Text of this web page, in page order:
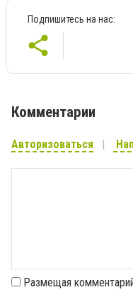
Подпишитесь на нас:
Комментарии
Авторизоваться
Размещая